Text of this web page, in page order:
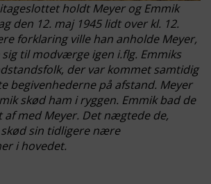
holdt Meyer og Emmik
den 12. maj 1945 lidt over kl. 12.
forklaring ville han anholde Meyer,
til modværge igen i.flg. Emmiks
der var kommet samtidig
begivenhederne på afstand. Meyer
skød ham i ryggen. Emmik bad de
af med Meyer. Det nægtede de,
sin tidligere nære
i hovedet.